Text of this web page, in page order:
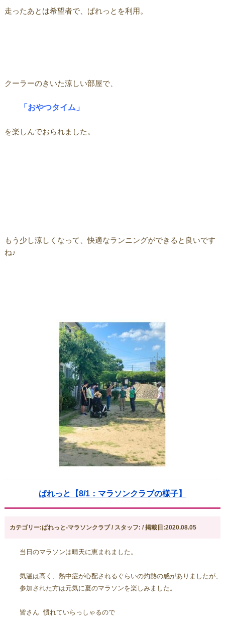
走ったあとは希望者で、ぱれっとを利用。
クーラーのきいた涼しい部屋で、
「おやつタイム」
を楽しんでおられました。
もう少し涼しくなって、快適なランニングができると良いです
ね♪
ぱれっと【8/1：マラソンクラブの様子】
カテゴリー:ぱれっと-マラソンクラブ / スタッフ: / 掲載日:2020.08.05
当日のマラソンは晴天に恵まれました。
気温は高く、熱中症が心配されるぐらいの灼熱の感がありましたが、
参加された方は元気に夏のマラソンを楽しみました。
皆さん 慣れていらっしゃるので